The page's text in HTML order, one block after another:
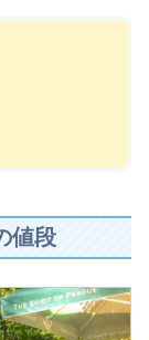
値段